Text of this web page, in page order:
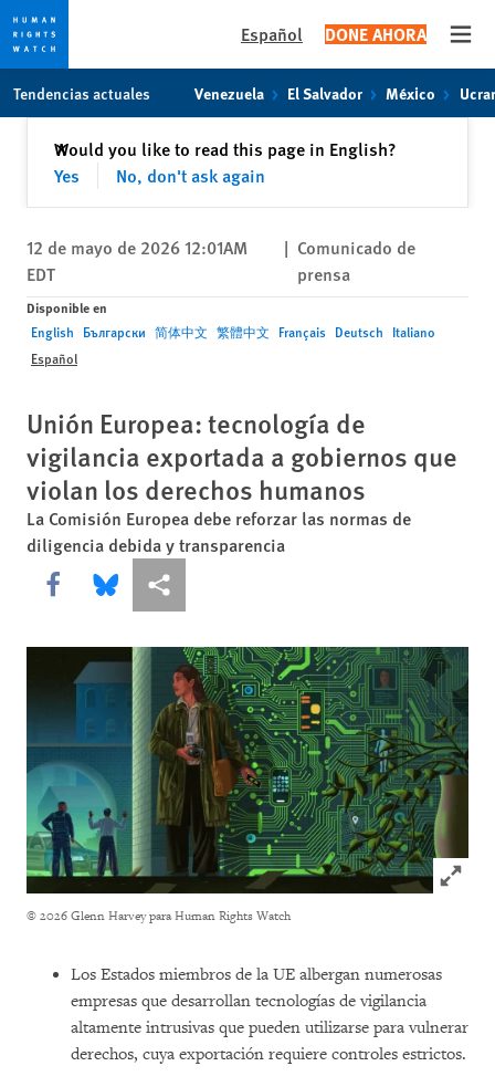
content
Español DONE AHORA
Tendencias actuales Venezuela El Salvador México
Would you like to read this page in English?
Yes
No, don't ask again
✕Cerrar
12 de mayo de 2026 12:01AM
EDT
| Comunicado de
prensa
Disponible en
English Български 简体中文 繁體中文 Français Deutsch Italiano
Español
Unión Europea: tecnología de
vigilancia exportada a gobiernos que
violan los derechos humanos
La Comisión Europea debe reforzar las normas de
diligencia debida y transparencia
Share this via Facebook
Share this via Bluesky
Share this via Compartir
Click
© 2026 Glenn Harvey para Human Rights Watch
Los Estados miembros de la UE albergan numerosas
empresas que desarrollan tecnologías de vigilancia
altamente intrusivas que pueden utilizarse para vulnerar
derechos, cuya exportación requiere controles estrictos.